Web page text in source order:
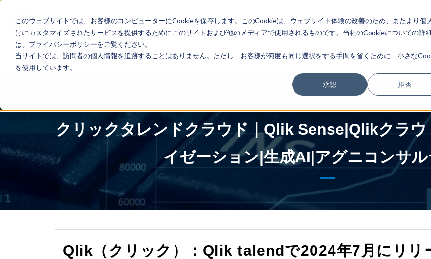
このウェブサイトでは、お客様のコンピューターにCookieを保存します。このCookieは、ウェブサイト体験の改善のため、またより個
けにカスタマイズされたサービスを提供するためにこのサイトおよび他のメディアで使用されるものです。当社のCookieについての詳
は、プライバシーポリシーをご覧ください。
当サイトでは、訪問者の個人情報を追跡することはありません。ただし、お客様が何度も同じ選択をする手間を省くために、小さな
を使用しています。
承認 拒否
Qlik製品のご紹介
無料体験版 トレーニング情報 最新情報 選ばれる理由 企業情報
TOP>
クリックタレンドクラウド｜Qlik Sense|Qlikクラ
イゼーション|生成AI|アグニコンサ
Qlik（クリック）：Qlik talendで2024年7月にリリ